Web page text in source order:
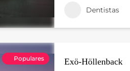
Dentistas
Populares Exö-Höllenback